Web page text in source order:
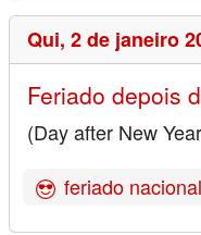
Qui, 2 de janeiro
Feriado depois
(Day after New
feriado nacional